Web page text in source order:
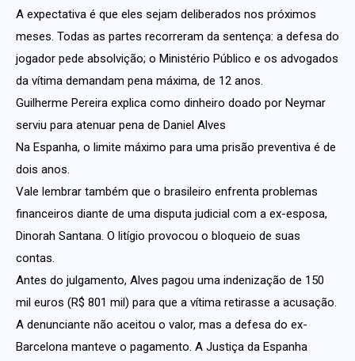
A expectativa é que eles sejam deliberados nos próximos
meses. Todas as partes recorreram da sentença: a defesa do
jogador pede absolvição; o Ministério Público e os advogados
da vítima demandam pena máxima, de 12 anos.
Guilherme Pereira explica como dinheiro doado por Neymar
serviu para atenuar pena de Daniel Alves
Na Espanha, o limite máximo para uma prisão preventiva é de
dois anos.
Vale lembrar também que o brasileiro enfrenta problemas
financeiros diante de uma disputa judicial com a ex-esposa,
Dinorah Santana. O litígio provocou o bloqueio de suas
contas.
Antes do julgamento, Alves pagou uma indenização de 150
mil euros (R$ 801 mil) para que a vítima retirasse a acusação.
A denunciante não aceitou o valor, mas a defesa do ex-
Barcelona manteve o pagamento. A Justiça da Espanha